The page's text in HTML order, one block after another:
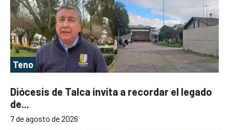
Teno
Diócesis de Talca invita a recordar el legado
de...
7 de agosto de 2026